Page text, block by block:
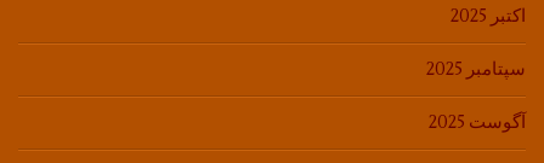
اکتبر 2025
سپتامبر 2025
آگوست 2025